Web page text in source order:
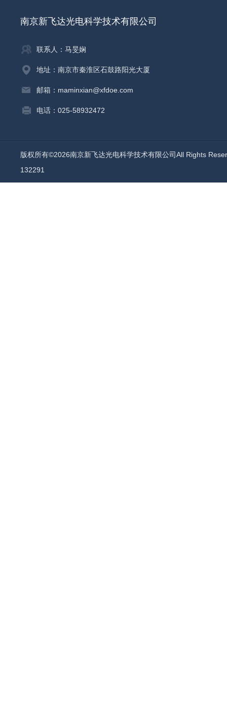
南京新飞达光电科学技术有限公司
联系人：马旻娴
地址：南京市秦淮区石鼓路阳光大厦
邮箱：maminxian@xfdoe.com
电话：025-58932472
版权所有©2026南京新飞达光电科学技术有限公司All Rights
132291